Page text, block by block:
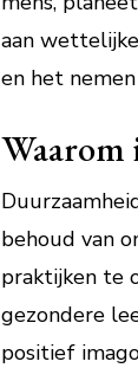
aan
en het
Waarom
behoud van
praktijken te
gezondere
positief